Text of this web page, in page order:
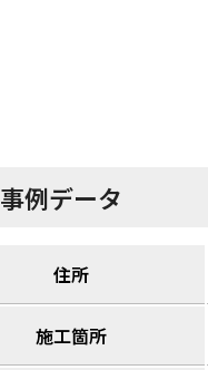
例データ
住所
施工箇所